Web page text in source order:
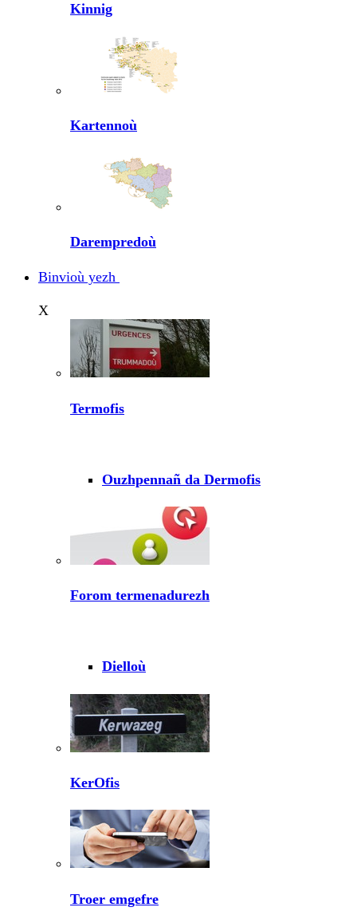
Kinnig
Kartennoù
Darempredoù
Binvioù yezh
X
Termofis
Ouzhpennañ da Dermofis
Forom termenadurezh
Dielloù
KerOfis
Troer emgefre